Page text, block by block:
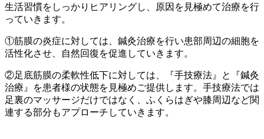
生活習慣をしっかりヒアリングし、原因を見極めて治療を行
っていきます。
①筋膜の炎症に対しては、鍼灸治療を行い患部周辺の細胞を
活性化させ、自然回復を促進していきます。
②足底筋膜の柔軟性低下に対しては、『手技療法』と『鍼灸
治療』を患者様の状態を見極めご提供します。手技療法では
足裏のマッサージだけではなく、ふくらはぎや膝周辺など関
連する部分もアプローチしていきます。